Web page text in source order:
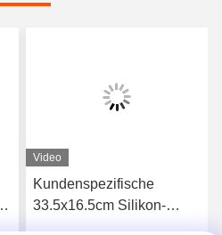
Video
Kundenspezifische
33.5x16.5cm Silikon-